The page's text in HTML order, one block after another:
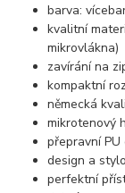
barva:
kvalitní
mikrovlákna)
zavírání na
kompaktní
německá
mikrotenový
přepravní PU
design a
perfektní